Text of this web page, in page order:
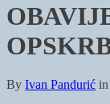
By Ivan Pandurić in